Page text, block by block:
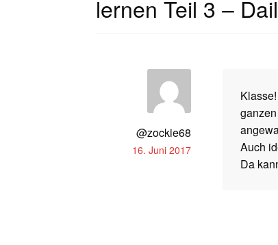
lernen Teil 3 –
@zockie68
16. Juni 2017
Auch
Da